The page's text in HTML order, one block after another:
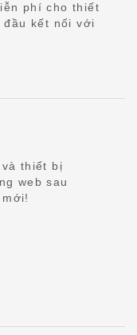
phí cho thiết
kết nối với
thiết bị
web sau